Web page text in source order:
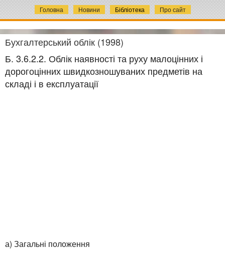
Головна Новини Бібліотека Про сайт
Бухгалтерський облік (1998)
Б. 3.6.2.2. Облік наявності та руху малоцінних і
дорогоцінних швидкозношуваних предметів на
складі і в експлуатації
а) Загальні положення